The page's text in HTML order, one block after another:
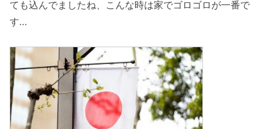
ても込んでましたね、こんな時は家でゴロゴロが一番で
す…